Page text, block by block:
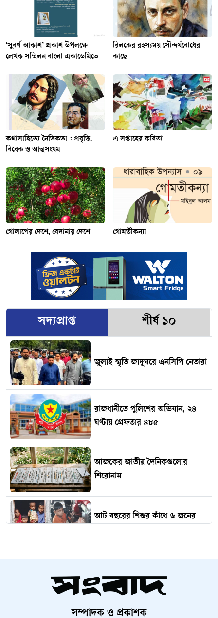
‘সুবর্ণ আকাশ’ প্রকাশ উপলক্ষে
লেখক সম্মিলন বাংলা একাডেমিতে
রিলকের রহস্যময় সৌন্দর্যবোধের
কাছে
কথাসাহিত্যে নৈতিকতা : প্রবৃত্তি,
বিবেক ও আত্মসংযম
এ সপ্তাহের কবিতা
গোলাপের দেশে, বেদানার দেশে গোমতীকন্যা
সদ্যপ্রাপ্ত শীর্ষ ১০
জুলাই স্মৃতি জাদুঘরে এনসিপি নেতারা
রাজধানীতে পুলিশের অভিযান, ২৪
ঘণ্টায় গ্রেফতার ৪৮৫
আজকের জাতীয় দৈনিকগুলোর
শিরোনাম
আট বছরের শিশুর কাঁধে ৬ জনের
ইতালি মুখোমুখি অবস্থান
সম্পাদক ও প্রকাশক